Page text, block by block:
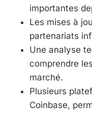
importantes
Les mises à
partenariats
Une analyse
comprendre
marché.
Plusieurs
Coinbase,